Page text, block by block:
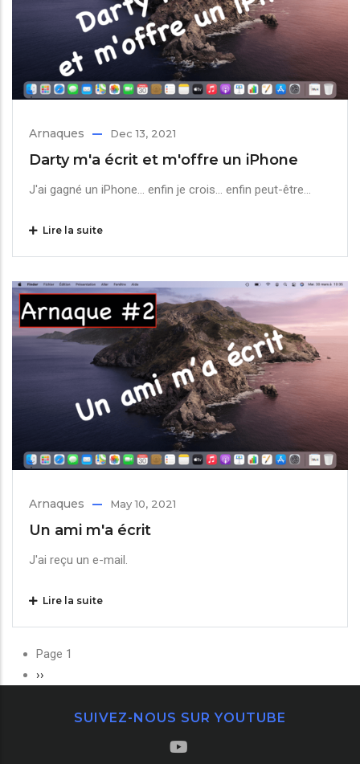
Arnaques Dec 13, 2021
Darty m'a écrit et m'offre un iPhone
J'ai gagné un iPhone... enfin je crois... enfin peut-être...
Lire la suite
Arnaques May 10, 2021
Un ami m'a écrit
J'ai reçu un e-mail.
Lire la suite
Pagination
Page 1
Page
››
SUIVEZ-NOUS SUR YOUTUBE